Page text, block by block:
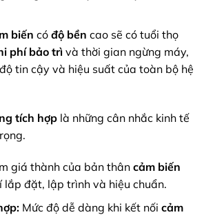
biến có độ bền cao sẽ có tuổi thọ
phí bảo trìvà thời gian ngừng máy,
tin cậy và hiệu suất của toàn bộ hệ
tích hợp là những cân nhắc kinh tế
giá thành của bản thân cảm biến
lắp đặt, lập trình và hiệu chuẩn.
Mức độ dễ dàng khi kết nối cảm